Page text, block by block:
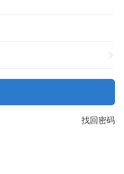
找回密码